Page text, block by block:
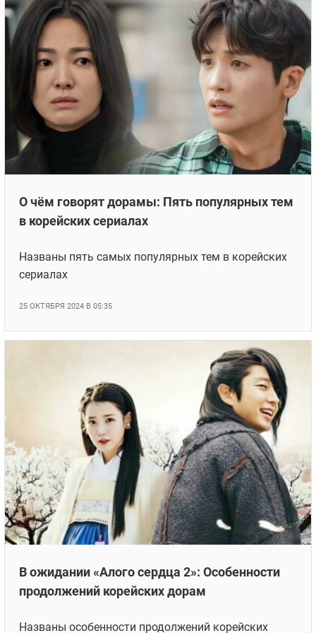
О чём говорят дорамы: Пять популярных тем
в корейских сериалах
Названы пять самых популярных тем в корейских
сериалах
25 ОКТЯБРЯ 2024 В 05:35
В ожидании «Алого сердца 2»: Особенности
продолжений корейских дорам
Названы особенности продолжений корейских